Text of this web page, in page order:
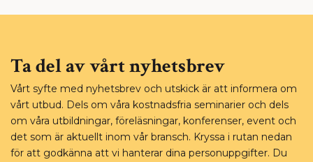
Ta del av vårt nyhetsbrev
Vårt syfte med nyhetsbrev och utskick är att informera om
vårt utbud. Dels om våra kostnadsfria seminarier och dels
om våra utbildningar, föreläsningar, konferenser, event och
det som är aktuellt inom vår bransch. Kryssa i rutan nedan
för att godkänna att vi hanterar dina personuppgifter. Du